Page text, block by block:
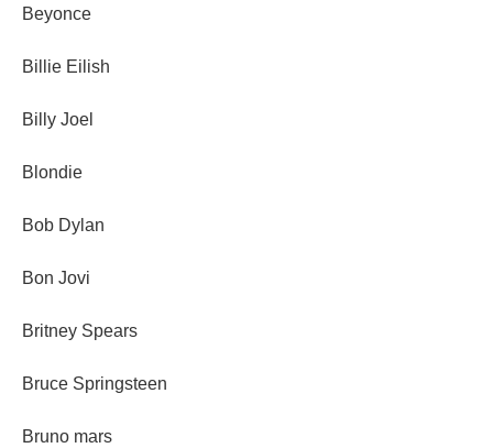
Beyonce
Billie Eilish
Billy Joel
Blondie
Bob Dylan
Bon Jovi
Britney Spears
Bruce Springsteen
Bruno mars